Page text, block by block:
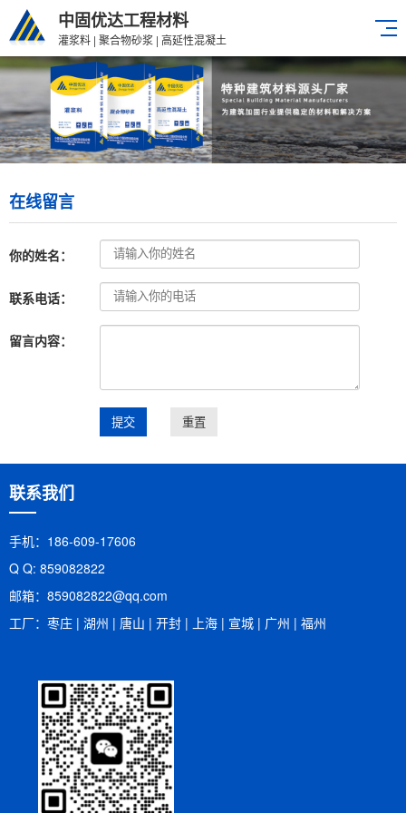
中固优达工程材料
灌浆料 | 聚合物砂浆 | 高延性混凝土
在线留言
你的姓名：
联系电话：
留言内容：
联系我们
手机：186-609-17606
Q Q: 859082822
邮箱：​859082822@qq.com
工厂：枣庄 | 湖州 | 唐山 | 开封 | 上海 | 宣城 | 广州 | 福州